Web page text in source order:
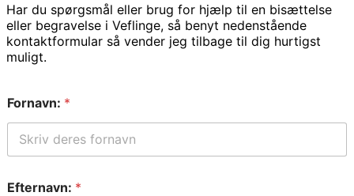
Har du spørgsmål eller brug for hjælp til en bisættelse
eller begravelse i Veflinge, så benyt nedenstående
kontaktformular så vender jeg tilbage til dig hurtigst
muligt.
Fornavn: *
Efternavn: *